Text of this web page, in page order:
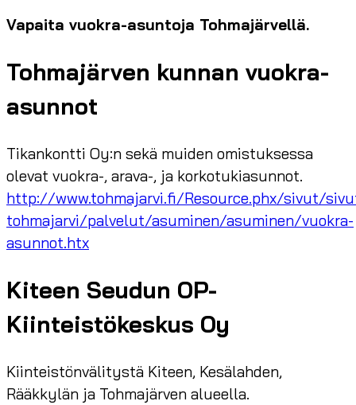
Vapaita vuokra-asuntoja Tohmajärvellä.
Tohmajärven kunnan vuokra-
asunnot
Tikankontti Oy:n sekä muiden omistuksessa
olevat vuokra-, arava-, ja korkotukiasunnot.
http://www.tohmajarvi.fi/Resource.phx/sivut/
tohmajarvi/palvelut/asuminen/asuminen/vuokra-
asunnot.htx
Kiteen Seudun OP-
Kiinteistökeskus Oy
Kiinteistönvälitystä Kiteen, Kesälahden,
Rääkkylän ja Tohmajärven alueella.